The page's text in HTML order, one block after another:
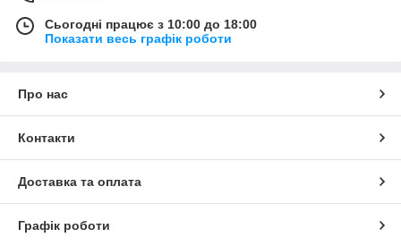
Сьогодні працює з 10:00 до 18:00
Показати весь графік роботи
Про нас
Контакти
Доставка та оплата
Графік роботи